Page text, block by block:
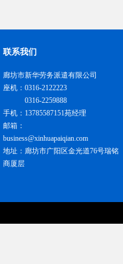
联系我们
廊坊市新华劳务派遣有限公司
座机：0316-2122223
0316-2259888
手机：13785587151苑经理
邮箱：
business@xinhuapaiqian.com
地址：廊坊市广阳区金光道76号瑞铭
商厦层